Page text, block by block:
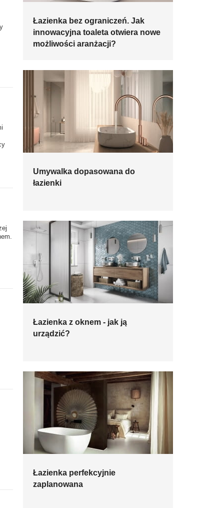
Łazienka bez ograniczeń. Jak
innowacyjna toaleta otwiera nowe
możliwości aranżacji?
Umywalka dopasowana do
łazienki
Łazienka z oknem - jak ją
urządzić?
Łazienka perfekcyjnie
zaplanowana